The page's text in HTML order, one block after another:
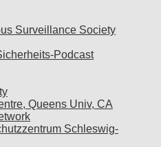
Surveillance Society
Podcast
Queens Univ, CA
Schleswig-